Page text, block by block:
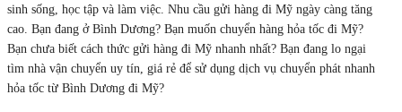
sinh sống, học tập và làm việc. Nhu cầu gửi hàng đi Mỹ ngày càng tăng
cao. Bạn đang ở Bình Dương? Bạn muốn chuyển hàng hỏa tốc đi Mỹ?
Bạn chưa biết cách thức gửi hàng đi Mỹ nhanh nhất? Bạn đang lo ngại
tìm nhà vận chuyển uy tín, giá rẻ để sử dụng dịch vụ chuyển phát nhanh
hỏa tốc từ Bình Dương đi Mỹ?